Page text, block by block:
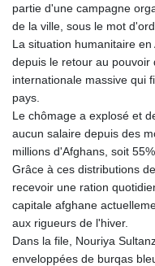
partie d'une campagne
de la ville, sous le mot
La situation humanitaire
depuis le retour au
internationale massive qui
pays.
Le chômage a explosé et
aucun salaire depuis des
millions d'Afghans, soit
Grâce à ces distributions
recevoir une ration
capitale afghane
aux rigueurs de l'hiver.
Dans la file, Nouriya
enveloppées de burqas